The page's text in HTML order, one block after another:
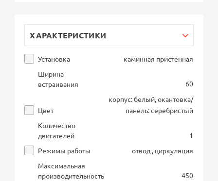
ХАРАКТЕРИСТИКИ
Установка
каминная пристенная
Ширина
встраивания
60
Цвет
корпус: белый, окантовка/
панель: серебристый
Количество
двигателей
1
Режимы работы
отвод , циркуляция
Максимальная
производительность
450